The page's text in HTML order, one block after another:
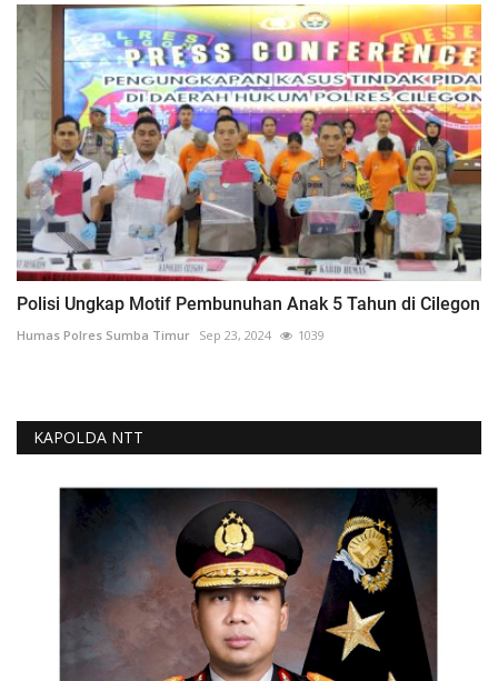
Polisi Ungkap Motif Pembunuhan Anak 5 Tahun di Cilegon
Humas Polres Sumba Timur Sep 23, 2024 1039
KAPOLDA NTT